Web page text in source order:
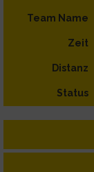
Team Name
Zeit
Distanz
Status